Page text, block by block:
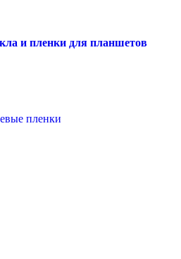
и пленки для планшетов
пленки